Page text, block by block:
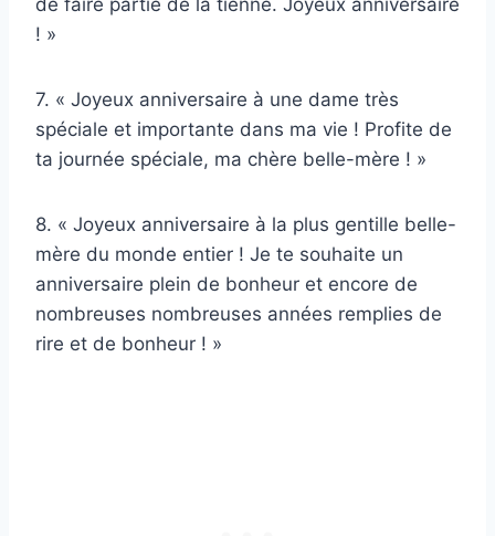
de faire partie de la tienne. Joyeux anniversaire
! »
7. « Joyeux anniversaire à une dame très
spéciale et importante dans ma vie ! Profite de
ta journée spéciale, ma chère belle-mère ! »
8. « Joyeux anniversaire à la plus gentille belle-
mère du monde entier ! Je te souhaite un
anniversaire plein de bonheur et encore de
nombreuses nombreuses années remplies de
rire et de bonheur ! »